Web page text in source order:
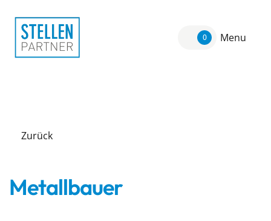
0 Menu
Zurück
Metallbauer